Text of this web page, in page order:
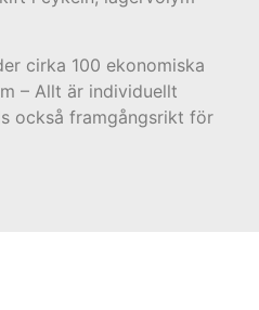
cirka 100 ekonomiska
– Allt är individuellt
också framgångsrikt för